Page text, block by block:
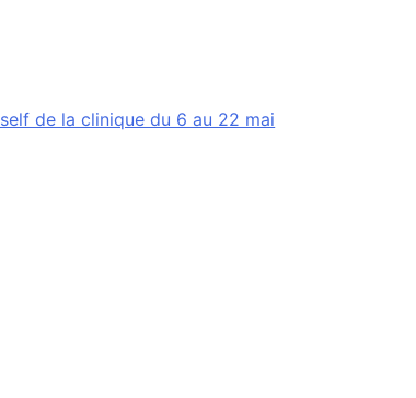
de la clinique du 6 au 22 mai​